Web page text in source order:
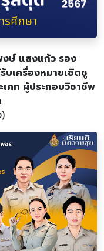
ษ์ แสงแก้ว รอง
บเครื่องหมายเชิดชู
ภท ผู้ประกอบวิชาชีพ